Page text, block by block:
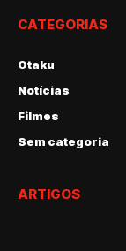
CATEGORIAS
Otaku
Notícias
Filmes
Sem categoria
ARTIGOS